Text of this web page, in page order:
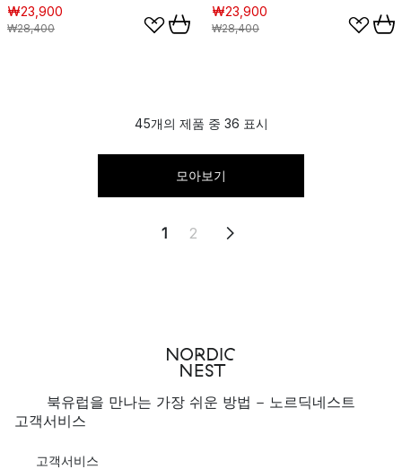
₩23,900
₩28,400
₩23,900
₩28,400
45개의 제품 중 36 표시
모아보기
1 2
북유럽을 만나는 가장 쉬운 방법 - 노르딕네스트
고객서비스
고객서비스